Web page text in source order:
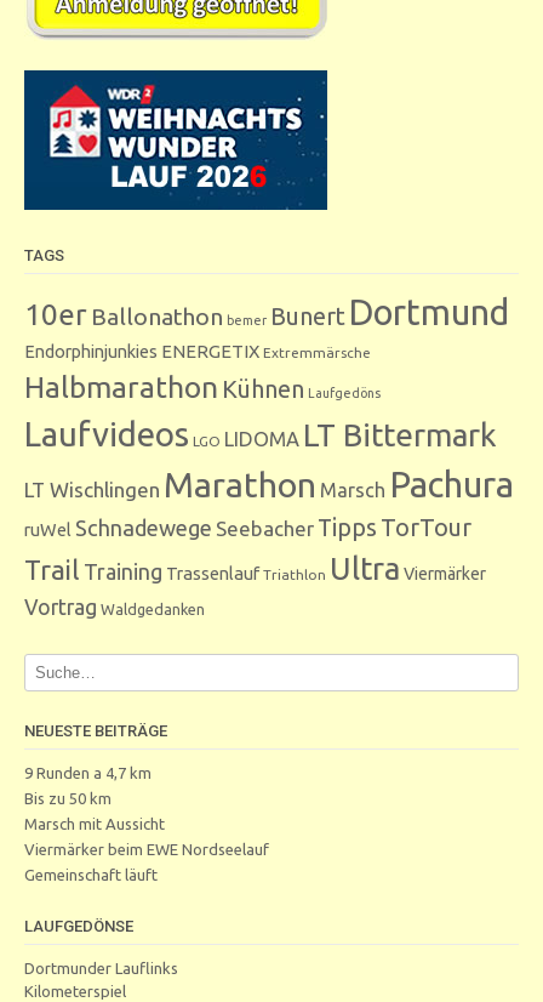
TAGS
10er Ballonathon bemer Bunert Dortmund
Endorphinjunkies ENERGETIX Extremmärsche
Halbmarathon Kühnen Laufgedöns
Laufvideos LGO LIDOMA LT Bittermark
LT Wischlingen Marathon Marsch Pachura
ruWel Schnadewege Seebacher Tipps TorTour
Trail Training Trassenlauf Triathlon Ultra Viermärker
Vortrag Waldgedanken
NEUESTE BEITRÄGE
9 Runden a 4,7 km
Bis zu 50 km
Marsch mit Aussicht
Viermärker beim EWE Nordseelauf
Gemeinschaft läuft
LAUFGEDÖNSE
Dortmunder Lauflinks
Kilometerspiel